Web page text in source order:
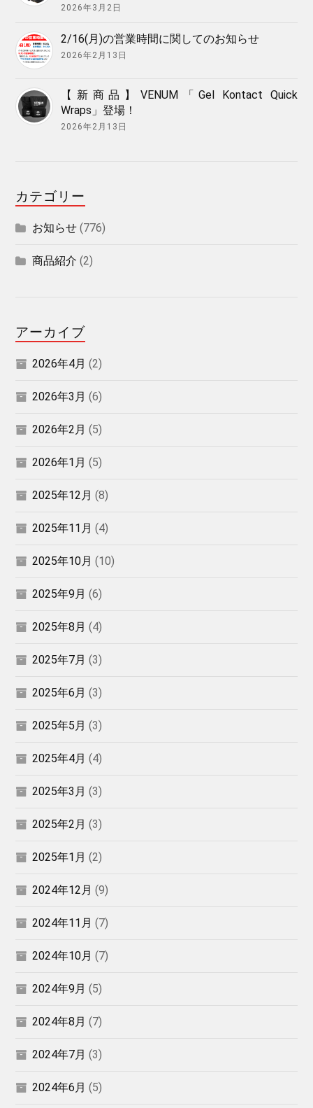
2026年3月2日
2/16(月)の営業時間に関してのお知らせ
2026年2月13日
【新商品】VENUM「Gel Kontact Quick
Wraps」登場！
2026年2月13日
カテゴリー
お知らせ (776)
商品紹介 (2)
アーカイブ
2026年4月 (2)
2026年3月 (6)
2026年2月 (5)
2026年1月 (5)
2025年12月 (8)
2025年11月 (4)
2025年10月 (10)
2025年9月 (6)
2025年8月 (4)
2025年7月 (3)
2025年6月 (3)
2025年5月 (3)
2025年4月 (4)
2025年3月 (3)
2025年2月 (3)
2025年1月 (2)
2024年12月 (9)
2024年11月 (7)
2024年10月 (7)
2024年9月 (5)
2024年8月 (7)
2024年7月 (3)
2024年6月 (5)